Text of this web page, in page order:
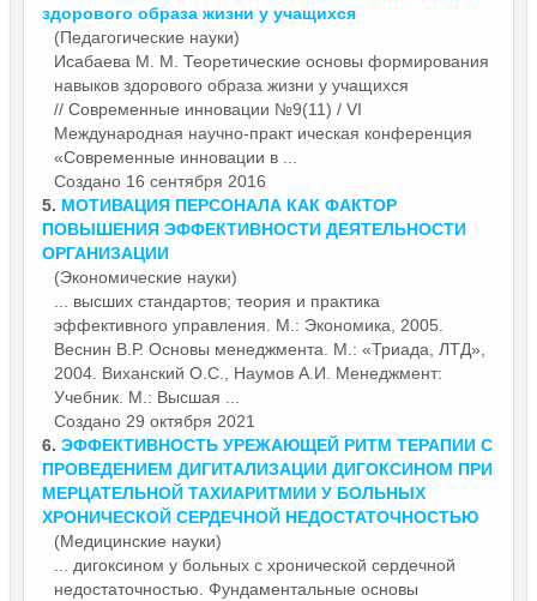
здорового образа жизни у учащихся
(Педагогические науки)
Исабаева М. М. Теоретические основы формирования
навыков здорового образа жизни у учащихся
// Современные инновации №9(11) / VI
Международная научно-практ ическая конференция
«Современные инновации в ...
Создано 16 сентября 2016
5. МОТИВАЦИЯ ПЕРСОНАЛА КАК ФАКТОР
ПОВЫШЕНИЯ ЭФФЕКТИВНОСТИ ДЕЯТЕЛЬНОСТИ
ОРГАНИЗАЦИИ
(Экономические науки)
... высших стандартов; теория и практика
эффективного управления. М.: Экономика, 2005.
Веснин В.Р. Основы менеджмента. М.: «Триада, ЛТД»,
2004. Виханский О.С., Наумов А.И. Менеджмент:
Учебник. М.: Высшая ...
Создано 29 октября 2021
6. ЭФФЕКТИВНОСТЬ УРЕЖАЮЩЕЙ РИТМ ТЕРАПИИ С
ПРОВЕДЕНИЕМ ДИГИТАЛИЗАЦИИ ДИГОКСИНОМ ПРИ
МЕРЦАТЕЛЬНОЙ ТАХИАРИТМИИ У БОЛЬНЫХ
ХРОНИЧЕСКОЙ СЕРДЕЧНОЙ НЕДОСТАТОЧНОСТЬЮ
(Медицинские науки)
... дигоксином у больных с хронической сердечной
недостаточностью. Фундаментальные основы